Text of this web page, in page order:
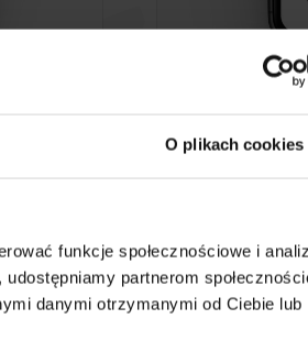
O plikach cookies
funkcje społecznościowe i
partnerom
danymi otrzymanymi od Ciebie lub
dla
LOT
Lot